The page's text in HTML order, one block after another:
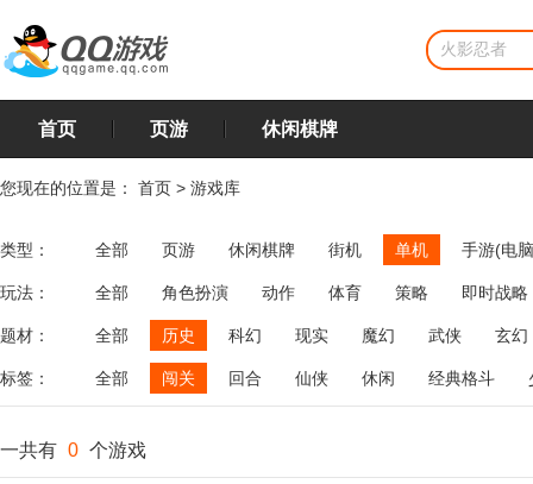
首页 页游 休闲棋牌
您现在的位置是： 首页 > 游戏库
类型： 全部 页游 休闲棋牌 街机 单机 手游(电
玩法： 全部 角色扮演 动作 体育 策略
即时战略
飞行
恋爱 第三人称射击 棋类 牌类 麻将
题材： 全部 历史 科幻 现实 魔幻 武侠 玄幻
标签： 全部 闯关 回合 仙侠 休闲 经典格斗
一共有 0 个游戏